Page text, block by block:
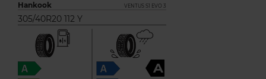
Hankook VENTUS S1 EVO 3
305/40R20 112 Y
A